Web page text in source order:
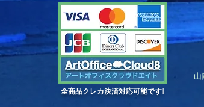
​ 全商品クレカ決済対応可能です!
山